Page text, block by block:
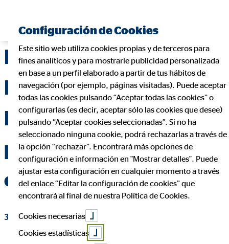
La Delegación OVB
Mallorca se une como
Patrocinador Oficial
para la lucha contra el
cáncer de mama
30 de abril de 2019|OVB Allfinanz España S.A.
Configuración de Cookies
Este sitio web utiliza cookies propias y de terceros para
fines analíticos y para mostrarle publicidad personalizada
en base a un perfil elaborado a partir de tus hábitos de
navegación (por ejemplo, páginas visitadas). Puede aceptar
todas las cookies pulsando “Aceptar todas las cookies” o
configurarlas (es decir, aceptar sólo las cookies que desee)
pulsando “Aceptar cookies seleccionadas”. Si no ha
seleccionado ninguna cookie, podrá rechazarlas a través de
la opción “rechazar”. Encontrará más opciones de
configuración e información en "Mostrar detalles". Puede
ajustar esta configuración en cualquier momento a través
del enlace “Editar la configuración de cookies” que
encontrará al final de nuestra Política de Cookies.
Cookies necesarias
Cookies estadísticas